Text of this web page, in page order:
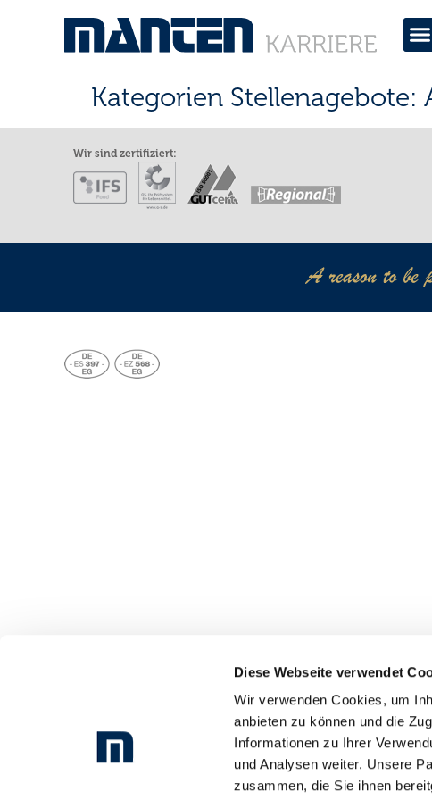
Diese Webseite verwendet
Wir verwenden Cookies, um
anbieten zu können und die
Informationen zu Ihrer
und Analysen weiter. Unsere
zusammen, die Sie ihnen
Kategorien Stellenagebote:
Wir sind zertifiziert: